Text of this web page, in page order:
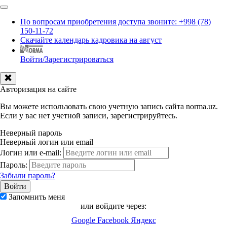
По вопросам приобретения доступа звоните: +998 (78)
150-11-72
Скачайте календарь кадровика на август
Войти/Зарегистрироваться
Авторизация на сайте
Вы можете использовать свою учетную запись сайта norma.uz.
Если у вас нет учетной записи, зарегистрируйтесь.
Неверный пароль
Неверный логин или email
Логин или e-mail:
Пароль:
Забыли пароль?
Запомнить меня
или войдите через:
Google Facebook Яндекс